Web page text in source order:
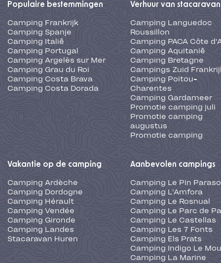
Populaire bestemmingen
Camping Frankrijk
Camping Spanje
Camping Italië
Camping Portugal
Camping Argelès sur Mer
Camping Grau du Roi
Camping Costa Brava
Camping Costa Dorada
Verhuur van
Camping Languedoc
Roussillon
Camping PACA Côte
Camping Aquitanië
Camping Bretagne
Campings Zuid
Camping Poitou-
Charentes
Camping Gardameer
Promotie camping juli
Promotie camping
augustus
Promotie camping
Vakantie op de camping
Camping Ardèche
Camping Dordogne
Camping Hérault
Camping Vendée
Camping Gironde
Camping Landes
Stacaravan Huren
Aanbevolen campings
Camping Le Pin
Camping L'Amfora
Camping Le Rosnual
Camping Le Parc de
Camping Le Castellas
Camping Les 7 Fonts
Camping Els Prats
Camping Indigo Le
Camping La Marine